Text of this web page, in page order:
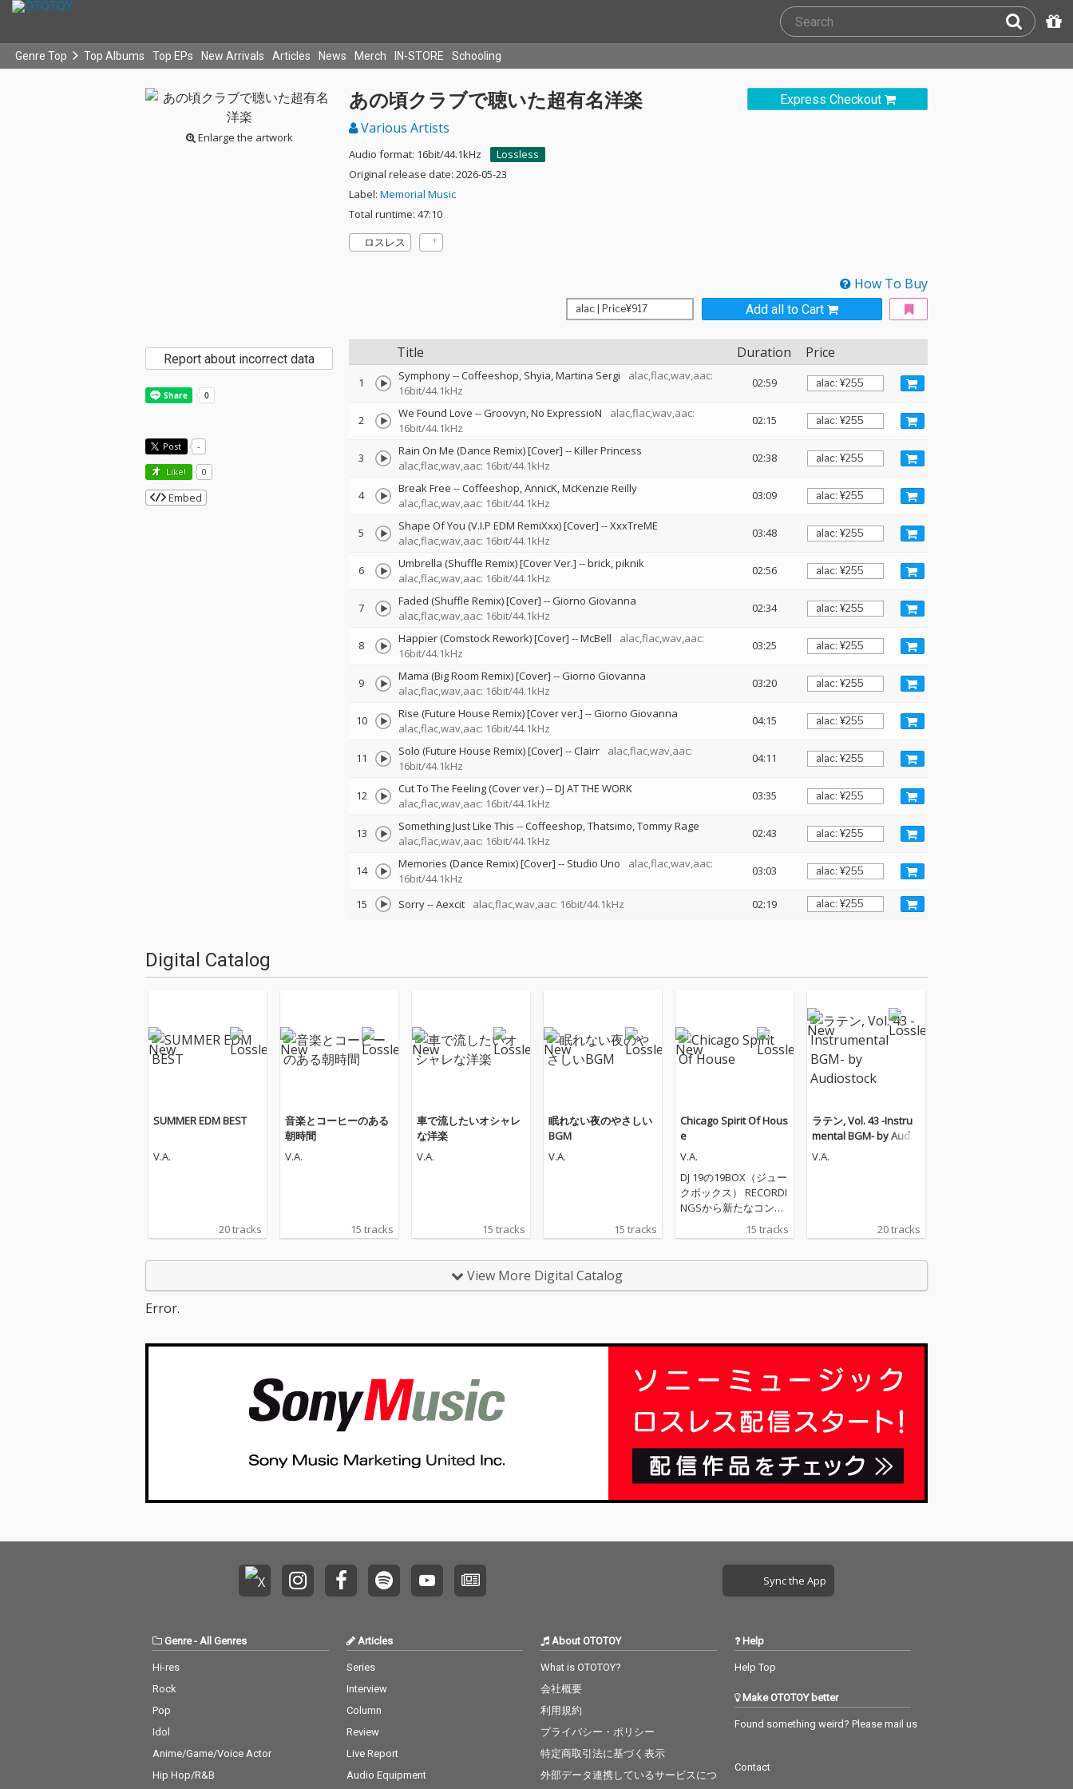
Genre Top Top Albums Top EPs New Arrivals Articles News Merch IN-STORE Schooling
Enlarge the artwork
Express Checkout
あの頃クラブで聴いた超有名洋楽
Various Artists
Audio format: 16bit/44.1kHz
Lossless
Original release date: 2026-05-23
Label: Memorial Music
Total runtime: 47:10
ロスレス
How To Buy
Add all to Cart
Title Duration Price
1 Symphony--Coffeeshop Shyia Martina Sergi
alac,flac,wav,aac:
16bit/44.1kHz
02:59
2 We Found Love --Groovyn No ExpressioN
alac,flac,wav,aac:
16bit/44.1kHz
02:15
3 Rain On Me (Dance Remix) [Cover] --Killer Princess
alac,flac,wav,aac: 16bit/44.1kHz
02:38
4 Break Free --Coffeeshop AnnicK McKenzie Reilly
alac,flac,wav,aac: 16bit/44.1kHz
03:09
5 Shape Of You (V.I.P EDM RemiXxx) [Cover] --XxxTreME
alac,flac,wav,aac: 16bit/44.1kHz
03:48
6 Umbrella (Shuffle Remix) [Cover Ver.] --brick piknik
alac,flac,wav,aac: 16bit/44.1kHz
02:56
7 Faded (Shuffle Remix) [Cover] --Giorno Giovanna
alac,flac,wav,aac: 16bit/44.1kHz
02:34
8 Happier (Comstock Rework) [Cover] --McBell
alac,flac,wav,aac:
16bit/44.1kHz
03:25
9 Mama (Big Room Remix) [Cover] --Giorno Giovanna
alac,flac,wav,aac: 16bit/44.1kHz
03:20
10 Rise (Future House Remix) [Cover ver.] --Giorno Giovanna
alac,flac,wav,aac: 16bit/44.1kHz
04:15
11 Solo (Future House Remix) [Cover] --Clairr
alac,flac,wav,aac:
16bit/44.1kHz
04:11
12 Cut To The Feeling (Cover ver.)--DJ AT THE WORK
alac,flac,wav,aac: 16bit/44.1kHz
03:35
13 Something Just Like This --Coffeeshop Thatsimo Tommy Rage
alac,flac,wav,aac: 16bit/44.1kHz
02:43
14 Memories (Dance Remix) [Cover] -- Studio Uno
alac,flac,wav,aac:
16bit/44.1kHz
03:03
15 Sorry--Aexcit alac,flac,wav,aac: 16bit/44.1kHz 02:19
Report about incorrect data
Post -
Like! 0
Embed
Digital Catalog
SUMMER EDM BEST
V.A.
20 tracks
音楽とコーヒーのある
朝時間
V.A.
15 tracks
車で流したいオシャレ
な洋楽
V.A.
15 tracks
眠れない夜のやさしい
BGM
V.A.
15 tracks
Chicago Spirit Of Hous
e
V.A.
DJ 19の19BOX（ジュー
クボックス） RECORDI
NGSから新たなコンピ
『New York State Of H
カタログから15曲をコ
も、シカゴ在住のアー
ティストを纏めたので
ーティストによるシカ
ゴ愛を感じるトラック
を『Chicago Spirit Of
House』として結集。
そのため、現在はクラ
の広いコンピレーショ
になっている。
15 tracks
ラテン, Vol. 43 -Instru
mental BGM- by Audio
stock
V.A.
20 tracks
View More Digital Catalog
Error.
Sync the App
Genre- All Genres
Hi-res
Rock
Pop
Idol
Anime/Game/Voice Actor
Hip Hop/R&B
Articles
Series
Interview
Column
Review
Live Report
Audio Equipment
About OTOTOY
What is OTOTOY?
会社概要
利用規約
プライバシー・ポリシー
特定商取引法に基づく表示
外部データ連携しているサービスにつ
Help
Help Top
Make OTOTOY better
Found something weird? Please mail us
Contact